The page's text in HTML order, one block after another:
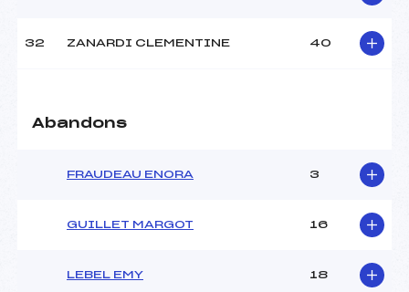
32 ZANARDI CLEMENTINE 40
Abandons
FRAUDEAU ENORA 3
GUILLET MARGOT 16
LEBEL EMY 18